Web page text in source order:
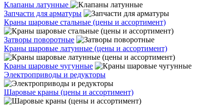
Клапаны латунные
Запчасти для арматуры
Краны шаровые стальные (цены и ассортимент)
Затворы поворотные
Краны шаровые латунные (цены и ассортимент)
Краны шаровые чугунные
Электроприводы и редукторы
Шаровые краны (цены и ассортимент)